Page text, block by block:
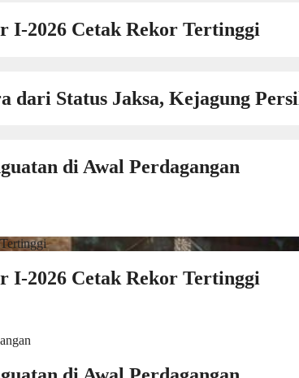
I-2026 Cetak Rekor Tertinggi
dari Status Jaksa, Kejagung
di Awal Perdagangan
I-2026 Cetak Rekor Tertinggi